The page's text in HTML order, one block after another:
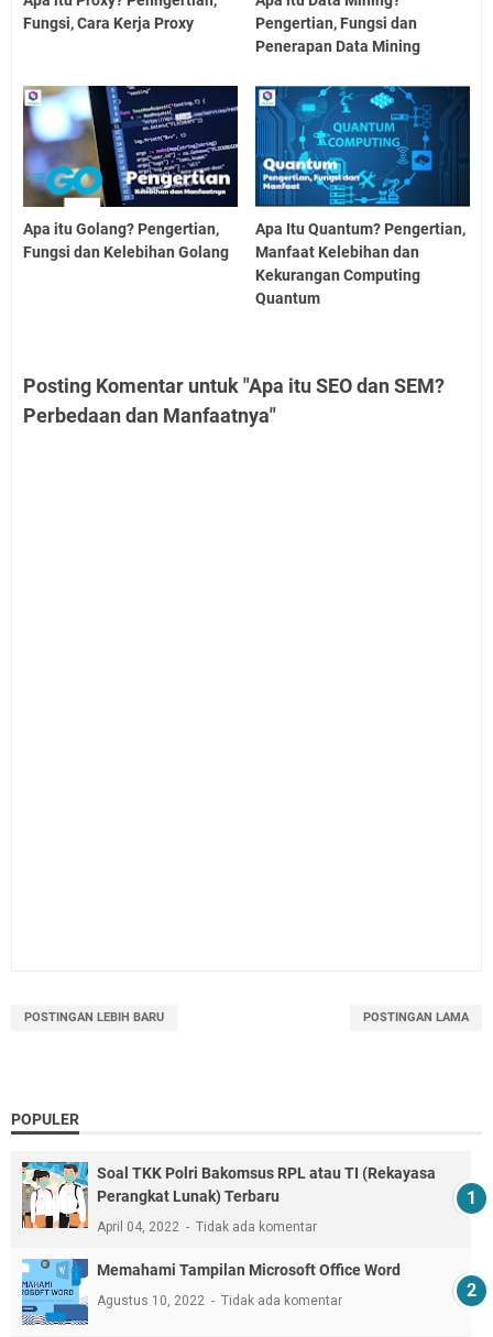
Fungsi, Cara Kerja Proxy
Pengertian, Fungsi dan
Penerapan Data Mining
Apa itu Golang? Pengertian,
Fungsi dan Kelebihan Golang
Apa Itu Quantum? Pengertian,
Manfaat Kelebihan dan
Kekurangan Computing
Quantum
Posting Komentar untuk "Apa itu SEO dan SEM?
Perbedaan dan Manfaatnya"
POSTINGAN LEBIH BARU POSTINGAN LAMA
POPULER
Soal TKK Polri Bakomsus RPL atau TI (Rekayasa
Perangkat Lunak) Terbaru
April 04, 2022 Tidak ada komentar
Memahami Tampilan Microsoft Office Word
Agustus 10, 2022 Tidak ada komentar